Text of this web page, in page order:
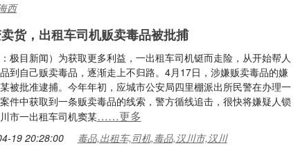
西
货，出租车司机贩卖毒品被批捕
：极目新闻）为获取更多利益，一出租车司机铤而走险，从开始帮人
到自己贩卖毒品，逐渐走上不归路。4月17日，涉嫌贩卖毒品的嫌
被批准逮捕。今年年初，应城市公安局四里棚派出所民警在办理一
件中获取到一条贩卖毒品的线索，警方循线追击，很快将嫌疑人锁
市一出租车司机窦某……更多
19 20:28:00 毒品,出租车,司机,毒品,汉川市,汉川